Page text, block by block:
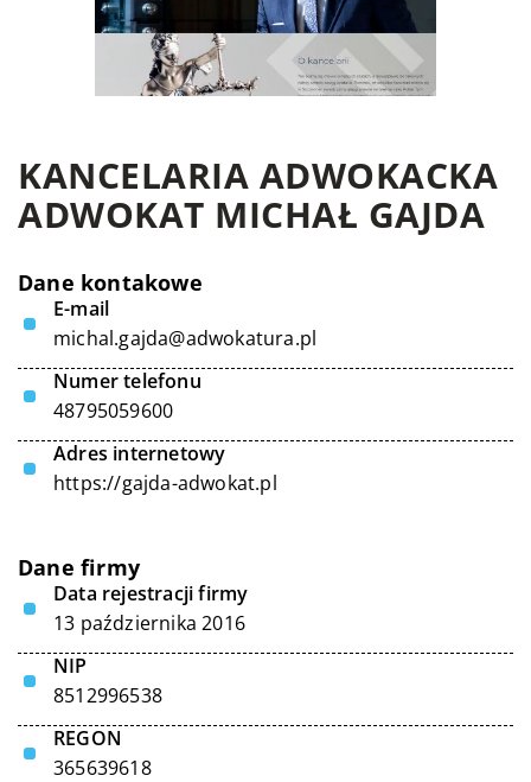
KANCELARIA ADWOKACKA
ADWOKAT MICHAŁ GAJDA
Dane kontakowe
E-mail
michal.gajda@adwokatura.pl
Numer telefonu
48795059600
Adres internetowy
https://gajda-adwokat.pl
Dane firmy
Data rejestracji firmy
13 października 2016
NIP
8512996538
REGON
365639618